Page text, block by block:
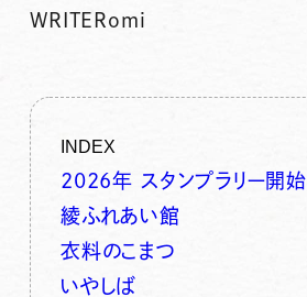
WRITERomi
INDEX
2026年 スタンプラリー開始
綾ふれあい館
衣料のこまつ
いやしば